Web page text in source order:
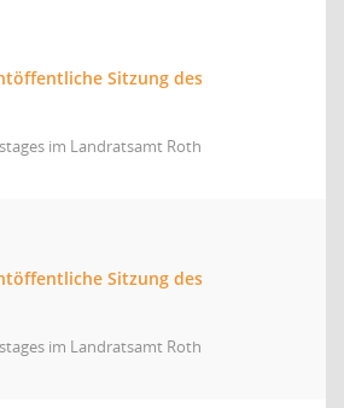
Sitzung des
im Landratsamt Roth
Sitzung des
im Landratsamt Roth